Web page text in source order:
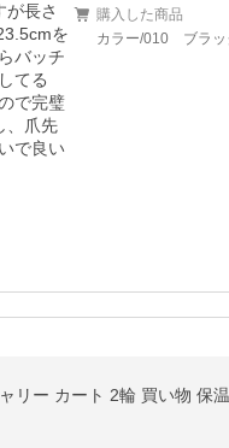
が長さ
を
バッチ
てる
で完璧
、爪先
で良い
購入した商品
カラー/010 ブラッ
ー カート 2輪 買い物 保